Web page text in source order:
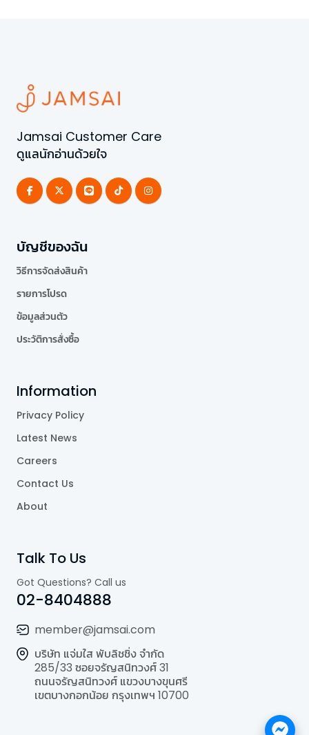
Jamsai Customer Care
ดูแลนักอ่านด้วยใจ
บัญชีของฉัน
วิธีการจัดส่งสินค้า
รายการโปรด
ข้อมูลส่วนตัว
ประวัติการสั่งซื้อ
Information
Privacy Policy
Latest News
Careers
Contact Us
About
Talk To Us
Got Questions? Call us
02-8404888
member@jamsai.com
บริษัท แจ่มใส พับลิชชิ่ง จำกัด
285/33 ซอยจรัญสนิทวงศ์ 31
ถนนจรัญสนิทวงศ์ แขวงบางขุนศรี
เขตบางกอกน้อย กรุงเทพฯ 10700